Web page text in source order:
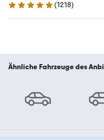
4.8 Sterne
(1218)
Ähnliche Fahrzeuge des